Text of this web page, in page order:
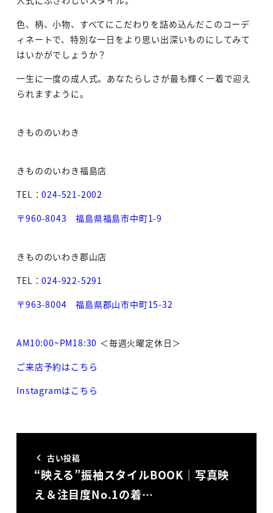
色、柄、小物、すべてにこだわりを詰め込んだこのコーデ
ィネートで、特別な一日をより思い出深いものにしてみて
はいかがでしょうか？
一生に一度の成人式。あなたらしさが最も輝く一着で迎え
られますように。
きもののいわき
きもののいわき福島店
TEL：024-521-2002
〒960-8043 福島県福島市中町1-9
きもののいわき郡山店
TEL：024-922-5291
〒963-8004 福島県郡山市中町15-32
AM10:00~PM18:30 ＜毎週火曜定休日＞
ご来店予約はこちら
Instagramはこちら
古い投稿
“映える”振袖スタイルBOOK｜写真映
え＆注目度No.1の着…